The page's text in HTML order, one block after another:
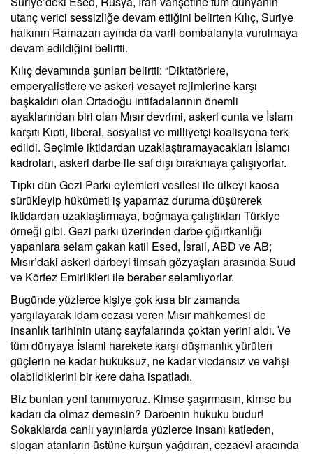
utanç verici sessizliğe devam ettiğini belirten Kılıç, Suriye
halkının Ramazan ayında da varil bombalarıyla vurulmaya
devam edildiğini belirtti.
Kılıç devamında şunları belirtti: “Diktatörlere,
emperyalistlere ve askeri vesayet rejimlerine karşı
başkaldırı olan Ortadoğu intifadalarının önemli
ayaklarından biri olan Mısır devrimi, askeri cunta ve İslam
karşıtı Kıpti, liberal, sosyalist ve milliyetçi koalisyona terk
edildi. Seçimle iktidardan uzaklaştıramayacakları İslamcı
kadroları, askeri darbe ile saf dışı bırakmaya çalışıyorlar.
Tıpkı dün Gezi Parkı eylemleri vesilesi ile ülkeyi kaosa
sürükleyip hükümeti iş yapamaz duruma düşürerek
iktidardan uzaklaştırmaya, boğmaya çalıştıkları Türkiye
örneği gibi. Gezi parkı üzerinden darbe çığırtkanlığı
yapanlara selam çakan katil Esed, İsrail, ABD ve AB;
Mısır’daki askeri darbeyi timsah gözyaşları arasında Suud
ve Körfez Emirlikleri ile beraber selamlıyorlar.
Bugünde yüzlerce kişiye çok kısa bir zamanda
yargılayarak idam cezası veren Mısır mahkemesi de
insanlık tarihinin utanç sayfalarında çoktan yerini aldı. Ve
tüm dünyaya İslami harekete karşı düşmanlık yürüten
güçlerin ne kadar hukuksuz, ne kadar vicdansız ve vahşi
olabildiklerini bir kere daha ispatladı.
Biz bunları yeni tanımıyoruz. Kimse şaşırmasın, kimse bu
kadarı da olmaz demesin? Darbenin hukuku budur!
Sokaklarda canlı yayınlarda yüzlerce insanı katleden,
slogan atanların üstüne kurşun yağdıran, cezaevi aracında